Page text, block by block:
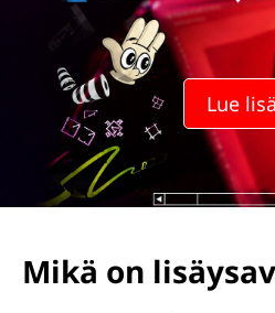
Lue
Mikä on